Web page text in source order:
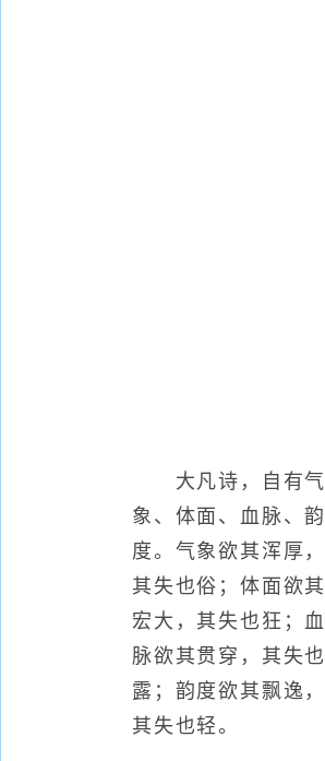
大凡诗，自有气
象、体面、血脉、韵
度。气象欲其浑厚，
其失也俗；体面欲其
宏大，其失也狂；血
脉欲其贯穿，其失也
露；韵度欲其飘逸，
其失也轻。